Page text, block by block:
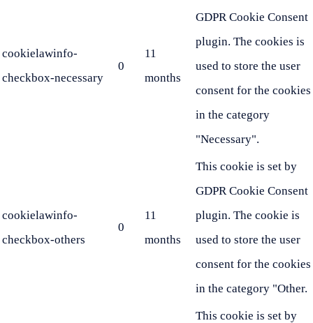
cookielawinfo-
checkbox-necessary
0
11
months
GDPR Cookie Consent
plugin. The cookies is
used to store the user
consent for the cookies
in the category
"Necessary".
cookielawinfo-
checkbox-others
0
11
months
This cookie is set by
GDPR Cookie Consent
plugin. The cookie is
used to store the user
consent for the cookies
in the category "Other.
This cookie is set by